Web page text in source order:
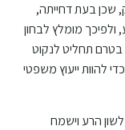
שכן בעת דחייתה,
מומלץ לבחון
בטרם תחליט לנקוט
להוות ייעוץ משפטי
הרע וישמח